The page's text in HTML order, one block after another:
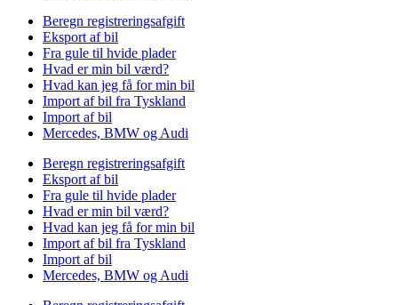
Beregn registreringsafgift
Eksport af bil
Fra gule til hvide plader
Hvad er min bil værd?
Hvad kan jeg få for min bil
Import af bil fra Tyskland
Import af bil
Mercedes, BMW og Audi
Beregn registreringsafgift
Eksport af bil
Fra gule til hvide plader
Hvad er min bil værd?
Hvad kan jeg få for min bil
Import af bil fra Tyskland
Import af bil
Mercedes, BMW og Audi